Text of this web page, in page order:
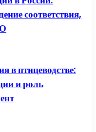
соответствия,
в птицеводстве:
и роль